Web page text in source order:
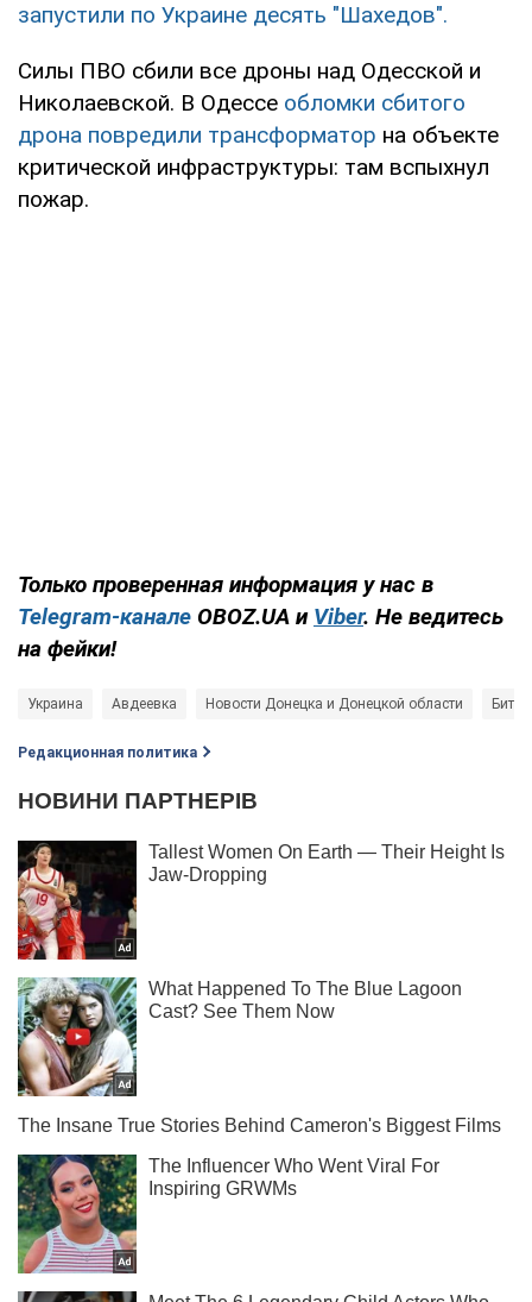
запустили по Украине десять "Шахедов".
Силы ПВО сбили все дроны над Одесской и
Николаевской. В Одессе обломки сбитого
дрона повредили трансформатор на объекте
критической инфраструктуры: там вспыхнул
пожар.
Только проверенная информация у нас в
Telegram-канале OBOZ.UA и Viber. Не ведитесь
на фейки!
Украина Авдеевка Новости Донецка и Донецкой области
Редакционная политика